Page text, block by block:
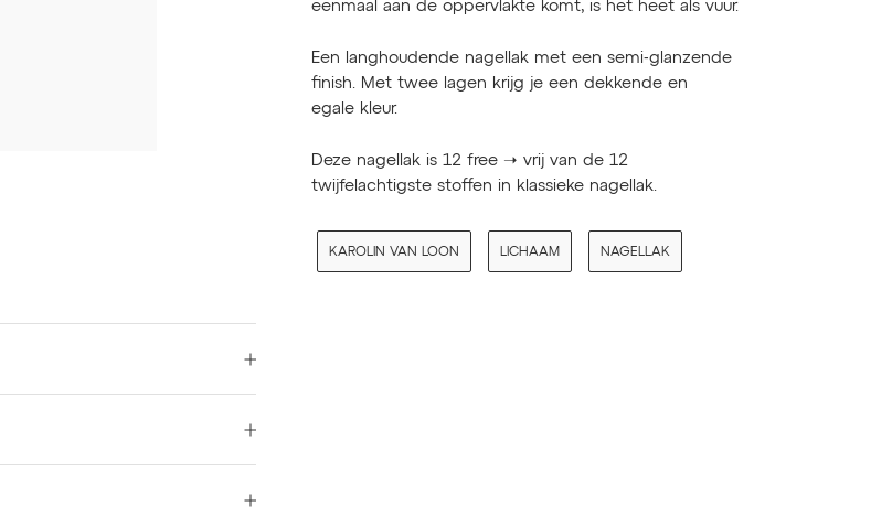
eenmaal aan de oppervlakte komt, is het heet als vuur.
Een langhoudende nagellak met een semi-glanzende
finish. Met twee lagen krijg je een dekkende en
egale kleur.
Deze nagellak is 12 free ➝ vrij van de 12
twijfelachtigste stoffen in klassieke nagellak.
KAROLIN VAN LOON LICHAAM NAGELLAK